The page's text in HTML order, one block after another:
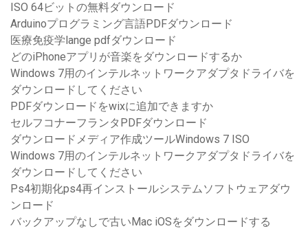
ISO 64ビットの無料ダウンロード
Arduinoプログラミング言語PDFダウンロード
医療免疫学lange pdfダウンロード
どのiPhoneアプリが音楽をダウンロードするか
Windows 7用のインテルネットワークアダプタドライバを
ダウンロードしてください
PDFダウンロードをwixに追加できますか
セルフコナーフランタPDFダウンロード
ダウンロードメディア作成ツールWindows 7 ISO
Windows 7用のインテルネットワークアダプタドライバを
ダウンロードしてください
Ps4初期化ps4再インストールシステムソフトウェアダウ
ンロード
バックアップなしで古いMac iOSをダウンロードする